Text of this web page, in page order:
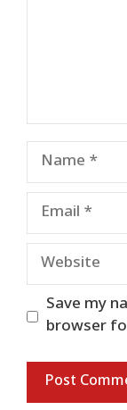
Name
Email
Website
Save my
browser